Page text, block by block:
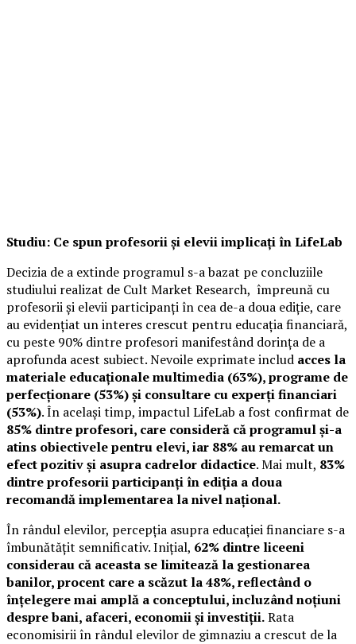
Studiu: Ce spun profesorii și elevii implicați în LifeLab
Decizia de a extinde programul s-a bazat pe concluziile
studiului realizat de Cult Market Research, împreună cu
profesorii și elevii participanți în cea de-a doua ediție, care
au evidențiat un interes crescut pentru educația financiară,
cu peste 90% dintre profesori manifestând dorința de a
aprofunda acest subiect. Nevoile exprimate includ acces la
materiale educaționale multimedia (63%), programe de
perfecționare (53%) și consultare cu experți financiari
(53%). În același timp, impactul LifeLab a fost confirmat de
85% dintre profesori, care consideră că programul și-a
atins obiectivele pentru elevi, iar 88% au remarcat un
efect pozitiv și asupra cadrelor didactice. Mai mult, 83%
dintre profesorii participanți în ediția a doua
recomandă implementarea la nivel național.
În rândul elevilor, percepția asupra educației financiare s-a
îmbunătățit semnificativ. Inițial, 62% dintre liceeni
considerau că aceasta se limitează la gestionarea
banilor, procent care a scăzut la 48%, reflectând o
înțelegere mai amplă a conceptului, incluzând noțiuni
despre bani, afaceri, economii și investiții.Rata
economisirii în rândul elevilor de gimnaziu a crescut de la